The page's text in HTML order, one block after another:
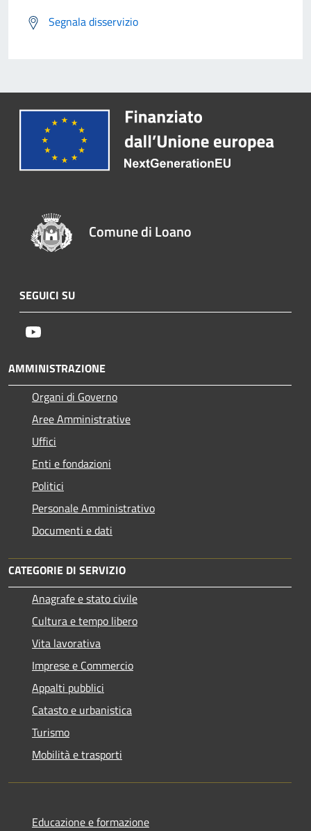
Segnala disservizio
Comune di Loano
SEGUICI SU
AMMINISTRAZIONE
Organi di Governo
Aree Amministrative
Uffici
Enti e fondazioni
Politici
Personale Amministrativo
Documenti e dati
CATEGORIE DI SERVIZIO
Anagrafe e stato civile
Cultura e tempo libero
Vita lavorativa
Imprese e Commercio
Appalti pubblici
Catasto e urbanistica
Turismo
Mobilità e trasporti
Educazione e formazione